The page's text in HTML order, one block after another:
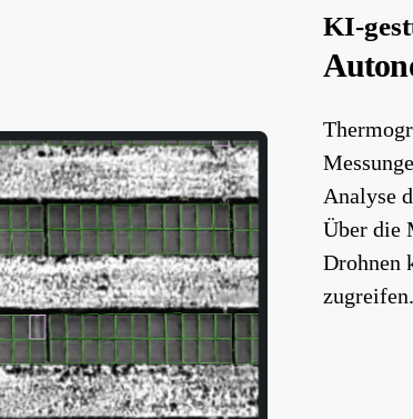
KI-
Analyse
Über die
Drohnen
zugreifen.